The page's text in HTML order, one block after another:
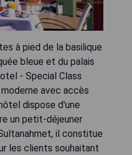
à pied de la basilique
bleue et du palais
- Special Class
avec accès
dispose d'une
un petit-déjeuner
il constitue
les clients souhaitant